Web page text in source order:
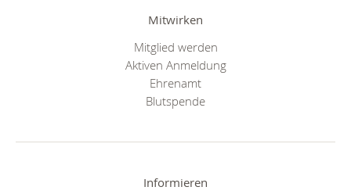
Mitwirken
Mitglied werden
Aktiven Anmeldung
Ehrenamt
Blutspende
Informieren